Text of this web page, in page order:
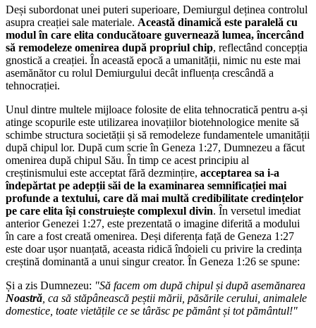
Deși subordonat unei puteri superioare, Demiurgul deținea controlul
asupra creației sale materiale. Această dinamică este paralelă cu
modul în care elita conducătoare guvernează lumea, încercând
să remodeleze omenirea după propriul chip, reflectând concepția
gnostică a creației. În această epocă a umanității, nimic nu este mai
asemănător cu rolul Demiurgului decât influența crescândă a
tehnocrației.
Unul dintre multele mijloace folosite de elita tehnocratică pentru a-și
atinge scopurile este utilizarea inovațiilor biotehnologice menite să
schimbe structura societății și să remodeleze fundamentele umanității
după chipul lor. După cum scrie în Geneza 1:27, Dumnezeu a făcut
omenirea după chipul Său. În timp ce acest principiu al
creștinismului este acceptat fără dezmințire, acceptarea sa i-a
îndepărtat pe adepții săi de la examinarea semnificației mai
profunde a textului, care dă mai multă credibilitate credințelor
pe care elita își construiește complexul divin. În versetul imediat
anterior Genezei 1:27, este prezentată o imagine diferită a modului
în care a fost creată omenirea. Deși diferența față de Geneza 1:27
este doar ușor nuanțată, aceasta ridică îndoieli cu privire la credința
creștină dominantă a unui singur creator. În Geneza 1:26 se spune:
Și a zis Dumnezeu: "Să facem om după chipul și după asemănarea
Noastră , ca să stăpânească peștii mării, păsările cerului, animalele
domestice, toate vietățile ce se târăsc pe pământ și tot pământul!"